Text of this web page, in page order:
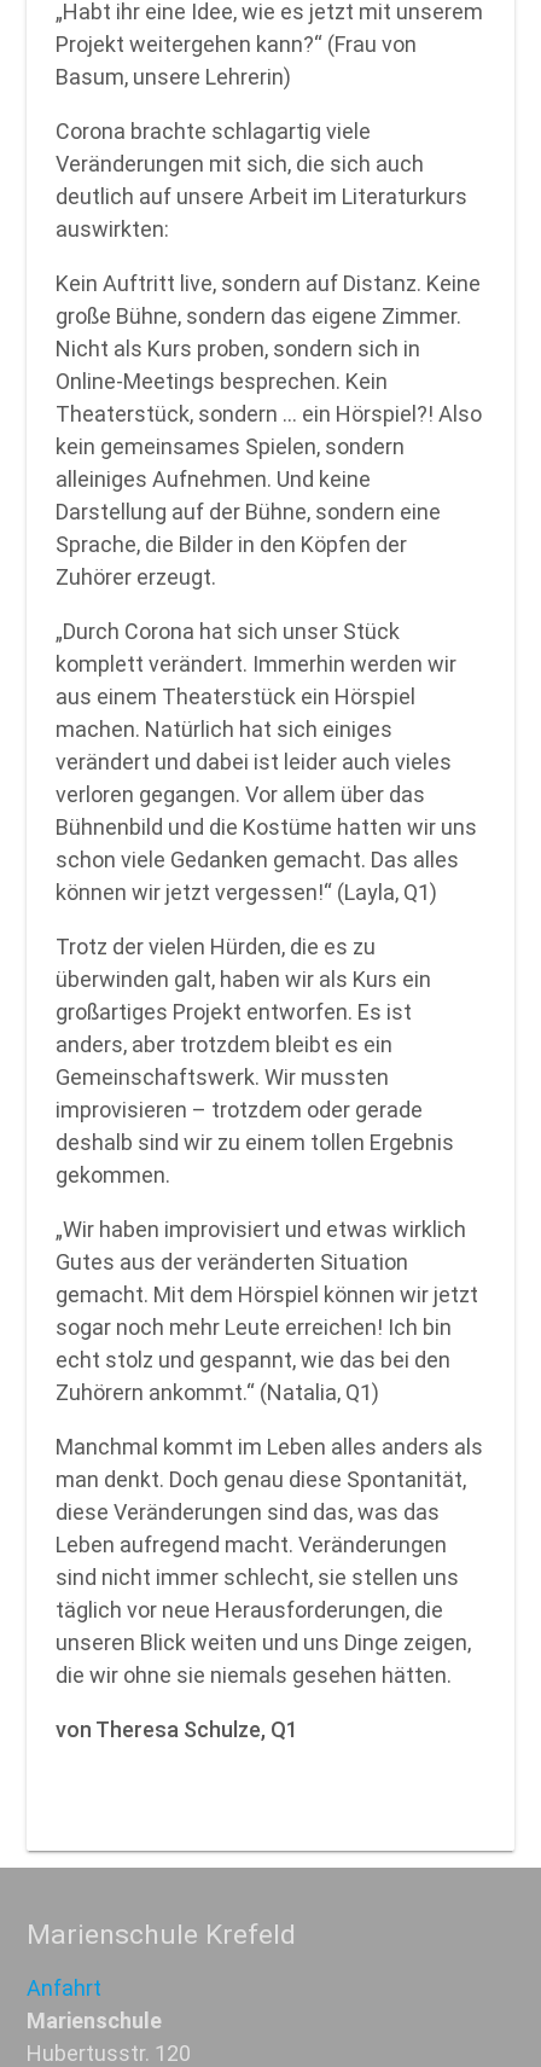
„Habt ihr eine Idee, wie es jetzt mit unserem
Projekt weitergehen kann?“ (Frau von
Basum, unsere Lehrerin)
Corona brachte schlagartig viele
Veränderungen mit sich, die sich auch
deutlich auf unsere Arbeit im Literaturkurs
auswirkten:
Kein Auftritt live, sondern auf Distanz. Keine
große Bühne, sondern das eigene Zimmer.
Nicht als Kurs proben, sondern sich in
Online-Meetings besprechen. Kein
Theaterstück, sondern … ein Hörspiel?! Also
kein gemeinsames Spielen, sondern
alleiniges Aufnehmen. Und keine
Darstellung auf der Bühne, sondern eine
Sprache, die Bilder in den Köpfen der
Zuhörer erzeugt.
„Durch Corona hat sich unser Stück
komplett verändert. Immerhin werden wir
aus einem Theaterstück ein Hörspiel
machen. Natürlich hat sich einiges
verändert und dabei ist leider auch vieles
verloren gegangen. Vor allem über das
Bühnenbild und die Kostüme hatten wir uns
schon viele Gedanken gemacht. Das alles
können wir jetzt vergessen!“ (Layla, Q1)
Trotz der vielen Hürden, die es zu
überwinden galt, haben wir als Kurs ein
großartiges Projekt entworfen. Es ist
anders, aber trotzdem bleibt es ein
Gemeinschaftswerk. Wir mussten
improvisieren – trotzdem oder gerade
deshalb sind wir zu einem tollen Ergebnis
gekommen.
„Wir haben improvisiert und etwas wirklich
Gutes aus der veränderten Situation
gemacht. Mit dem Hörspiel können wir jetzt
sogar noch mehr Leute erreichen! Ich bin
echt stolz und gespannt, wie das bei den
Zuhörern ankommt.“ (Natalia, Q1)
Manchmal kommt im Leben alles anders als
man denkt. Doch genau diese Spontanität,
diese Veränderungen sind das, was das
Leben aufregend macht. Veränderungen
sind nicht immer schlecht, sie stellen uns
täglich vor neue Herausforderungen, die
unseren Blick weiten und uns Dinge zeigen,
die wir ohne sie niemals gesehen hätten.
von Theresa Schulze, Q1
Marienschule Krefeld
Anfahrt
Marienschule
Hubertusstr. 120